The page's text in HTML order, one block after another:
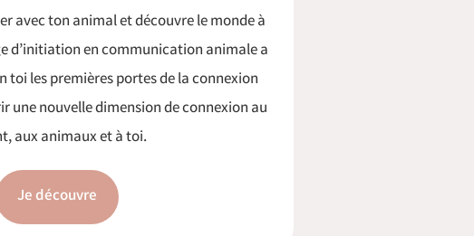
avec ton animal et découvre le monde à
d’initiation en communication animale a
toi les premières portes de la connexion
une nouvelle dimension de connexion au
aux animaux et à toi.
Je découvre